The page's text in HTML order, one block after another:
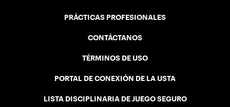
PRÁCTICAS PROFESIONALES
CONTÁCTANOS
TÉRMINOS DE USO
PORTAL DE CONEXIÓN DE LA USTA
LISTA DISCIPLINARIA DE JUEGO SEGURO